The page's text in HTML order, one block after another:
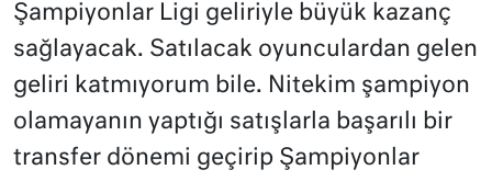
Şampiyonlar Ligi geliriyle büyük kazanç
sağlayacak. Satılacak oyunculardan gelen
geliri katmıyorum bile. Nitekim şampiyon
olamayanın yaptığı satışlarla başarılı bir
transfer dönemi geçirip Şampiyonlar